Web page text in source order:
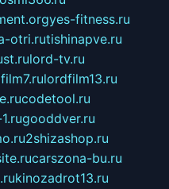
yes-fitness.ru
otri.rutishinapve.ru
lord-tv.ru
lordfilm13.ru
codetool.ru
gooddver.ru
2shizashop.ru
carszona-bu.ru
kinozadrot13.ru